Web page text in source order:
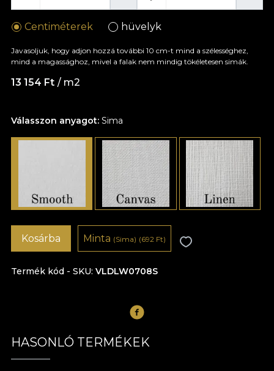
Válasszon anyagot: Sima
Centiméterek hüvelyk
Javasoljuk, hogy adjon hozzá további 10 cm-t mind a szélességhez,
mind a magassághoz, mivel a falak nem mindig tökéletesen simák.
13 154 Ft / m2
Termék kód - SKU VLDLW0708S
Kosárba Minta (Sima) (692 Ft)
HASONLÓ TERMÉKEK